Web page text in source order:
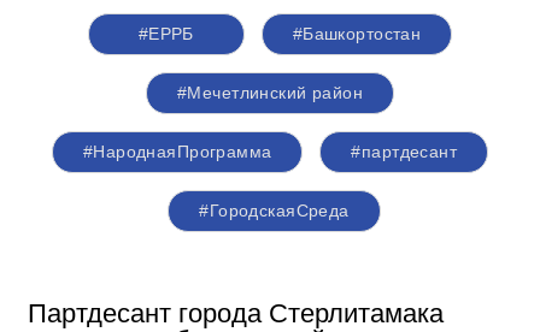
#ЕРРБ #Башкортостан
#Мечетлинский район
#НароднаяПрограмма #партдесант
#ГородскаяСреда
Партдесант города Стерлитамака